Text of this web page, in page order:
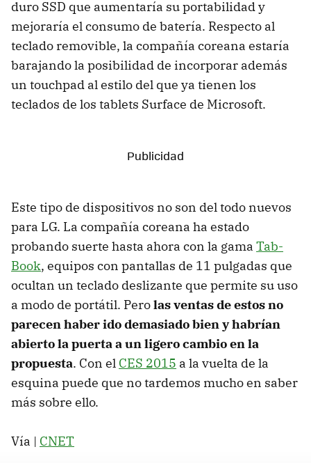
duro SSD que aumentaría su portabilidad y
mejoraría el consumo de batería. Respecto al
teclado removible, la compañía coreana estaría
barajando la posibilidad de incorporar además
un touchpad al estilo del que ya tienen los
teclados de los tablets Surface de Microsoft.
Este tipo de dispositivos no son del todo nuevos
para LG. La compañía coreana ha estado
probando suerte hasta ahora con la gama Tab-
Book, equipos con pantallas de 11 pulgadas que
ocultan un teclado deslizante que permite su uso
a modo de portátil. Perolas ventas de estos no
parecen haber ido demasiado bien y habrían
abierto la puerta a un ligero cambio en la
propuesta. Con el CES 2015 a la vuelta de la
esquina puede que no tardemos mucho en saber
más sobre ello.
Vía | CNET